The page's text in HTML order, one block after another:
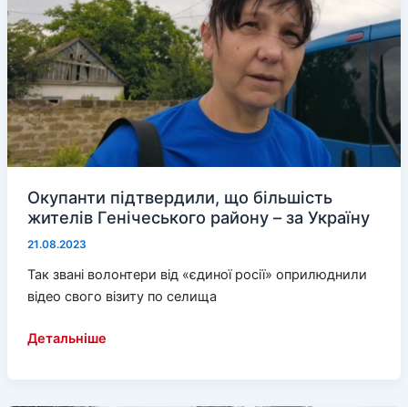
музею
Окупанти підтвердили, що більшість
жителів Генічеського району – за Україну
21.08.2023
Так звані волонтери від «єдиної росії» оприлюднили
відео свого візиту по селища
Окупанти
більшість
Детальніше